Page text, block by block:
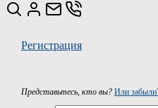
Регистрация
Представьтесь, кто вы? Или